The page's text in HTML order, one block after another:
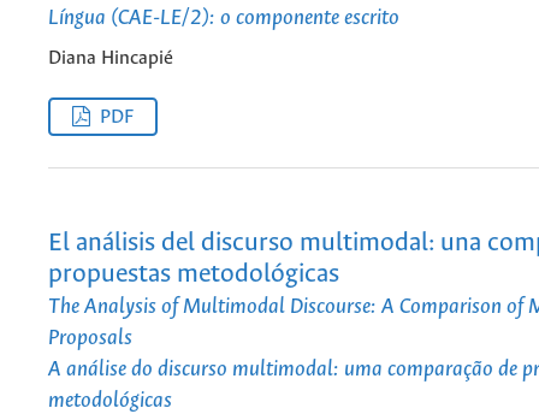
Língua (CAE-LE/2): o componente escrito
Diana Hincapié
PDF
El análisis del discurso multimodal: una
propuestas metodológicas
The Analysis of Multimodal Discourse: A Comparison of
Proposals
A análise do discurso multimodal: uma comparação de
metodológicas